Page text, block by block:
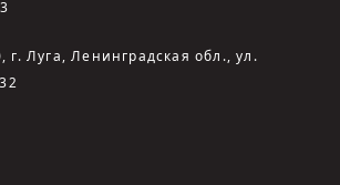
г. Луга, Ленинградская обл., ул.